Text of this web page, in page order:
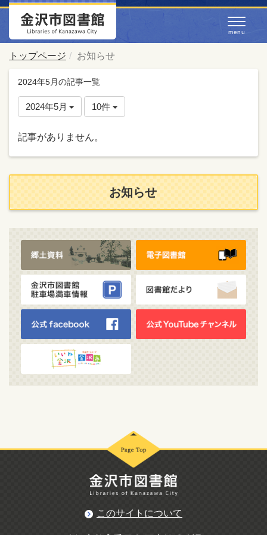
トップページ お知らせ
2024年5月の記事一覧
2024年5月 10件
記事がありません。
お知らせ
このサイトについて